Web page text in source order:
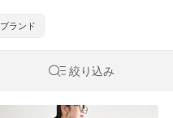
ブランド
絞り込み